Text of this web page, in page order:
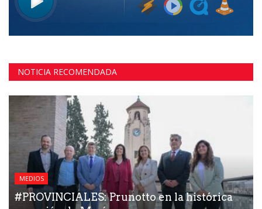
NOTICIA RECOMENDADA
MEDIOS
#PROVINCIALES: Prunotto en la histórica